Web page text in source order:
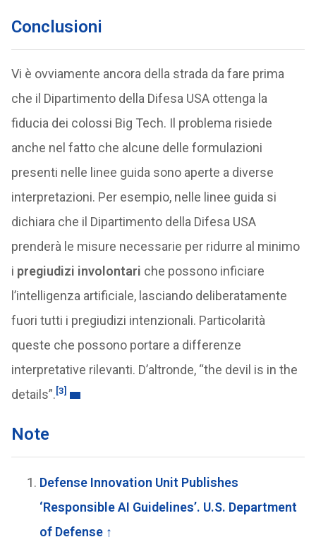
Conclusioni
Vi è ovviamente ancora della strada da fare prima
che il Dipartimento della Difesa USA ottenga la
fiducia dei colossi Big Tech. Il problema risiede
anche nel fatto che alcune delle formulazioni
presenti nelle linee guida sono aperte a diverse
interpretazioni. Per esempio, nelle linee guida si
dichiara che il Dipartimento della Difesa USA
prenderà le misure necessarie per ridurre al minimo
i pregiudizi involontari che possono inficiare
l’intelligenza artificiale, lasciando deliberatamente
fuori tutti i pregiudizi intenzionali. Particolarità
queste che possono portare a differenze
interpretative rilevanti. D’altronde, “the devil is in the
details”.[3]
Note
Defense Innovation Unit Publishes
‘Responsible AI Guidelines’. U.S. Department
of Defense ↑